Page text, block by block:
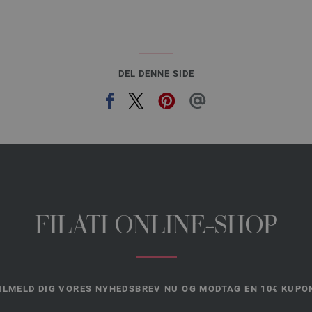
129-grøn | EAN: 4033493269445
DEL DENNE SIDE
FILATI ONLINE-SHOP
DIG VORES NYHEDSBREV NU OG MODTAG EN 10€